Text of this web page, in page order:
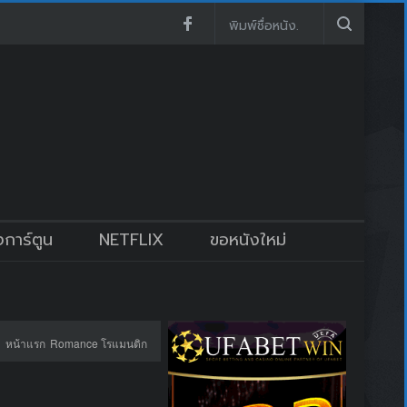
าร์ตูน NETFLIX ขอหนังใหม่
หน้าแรก Romance โรแมนติก